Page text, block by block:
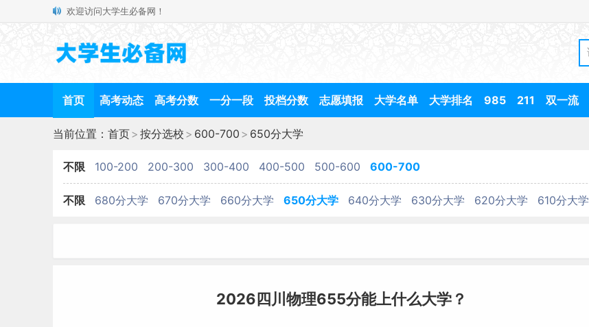
欢迎访问大学生必备网！
首页 高考动态 高考分数 一分一段 投档分数 志愿填报 大学名单 大学排名 985 211 双一流
当前位置： 首页> 按分选校 > 600-700 > 650分大学
不限 100-200 200-300 300-400 400-500 500-600 600-700
不限 680分大学 670分大学 660分大学 650分大学 640分大学 630分大学 620分大学 610分大学
2026四川物理655分能上什么大学？